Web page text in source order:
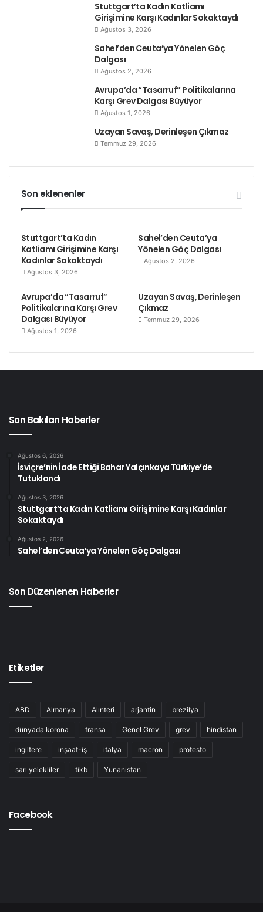
Stuttgart’ta Kadın Katliamı
Girişimine Karşı Kadınlar Sokaktaydı
Ağustos 3, 2026
Sahel’den Ceuta’ya Yönelen Göç
Dalgası
Ağustos 2, 2026
Avrupa’da “Tasarruf” Politikalarına
Karşı Grev Dalgası Büyüyor
Ağustos 1, 2026
Uzayan Savaş, Derinleşen Çıkmaz
Temmuz 29, 2026
Son eklenenler
Stuttgart’ta Kadın
Katliamı Girişimine Karşı
Kadınlar Sokaktaydı
Ağustos 3, 2026
Sahel’den Ceuta’ya
Yönelen Göç Dalgası
Ağustos 2, 2026
Avrupa’da “Tasarruf”
Politikalarına Karşı Grev
Dalgası Büyüyor
Ağustos 1, 2026
Uzayan Savaş, Derinleşen
Çıkmaz
Temmuz 29, 2026
Son Bakılan Haberler
Ağustos 6, 2026
İsviçre’nin İade Ettiği Bahar Yalçınkaya Türkiye’de
Tutuklandı
Ağustos 3, 2026
Stuttgart’ta Kadın Katliamı Girişimine Karşı Kadınlar
Sokaktaydı
Ağustos 2, 2026
Sahel’den Ceuta’ya Yönelen Göç Dalgası
Son Düzenlenen Haberler
Etiketler
ABD Almanya Alınteri arjantin brezilya
dünyada korona fransa Genel Grev grev hindistan
ingiltere inşaat-iş italya macron protesto
sarı yelekliler tikb Yunanistan
Facebook